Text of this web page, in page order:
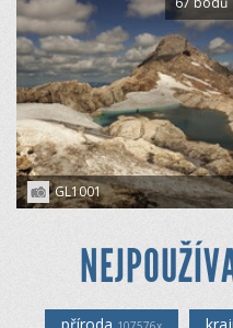
GL1001